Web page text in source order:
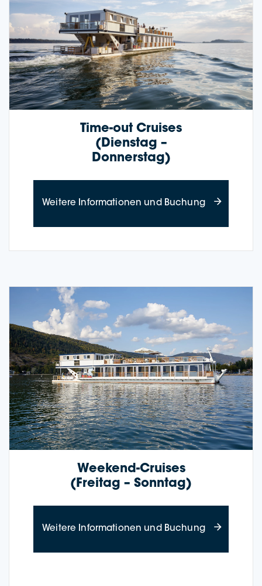
Time-out Crui­ses
(Diens­tag –
Donnerstag)
Wei­te­re Infor­ma­tio­nen und Buchungabout Time-
Weekend-Crui­­ses
(Frei­tag – Sonntag)
Wei­te­re Infor­ma­tio­nen und Buchungabout